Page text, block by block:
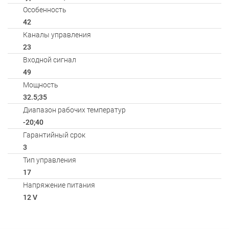
Особенность
42
Каналы управления
23
Входной сигнал
49
Мощность
32.5;35
Диапазон рабочих температур
-20;40
Гарантийный срок
3
Тип управления
17
Напряжение питания
12 V